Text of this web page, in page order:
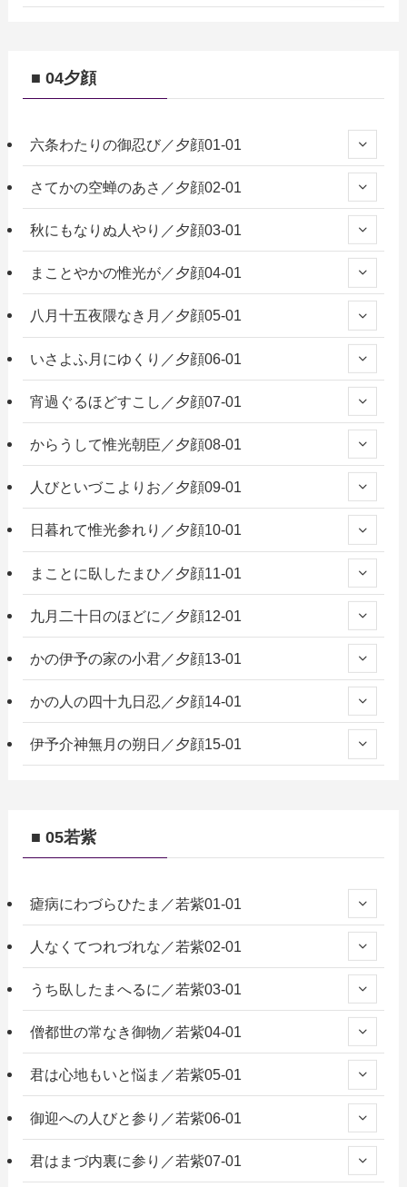
■ 04夕顔
六条わたりの御忍び／夕顔01-01
さてかの空蝉のあさ／夕顔02-01
秋にもなりぬ人やり／夕顔03-01
まことやかの惟光が／夕顔04-01
八月十五夜隈なき月／夕顔05-01
いさよふ月にゆくり／夕顔06-01
宵過ぐるほどすこし／夕顔07-01
からうして惟光朝臣／夕顔08-01
人びといづこよりお／夕顔09-01
日暮れて惟光参れり／夕顔10-01
まことに臥したまひ／夕顔11-01
九月二十日のほどに／夕顔12-01
かの伊予の家の小君／夕顔13-01
かの人の四十九日忍／夕顔14-01
伊予介神無月の朔日／夕顔15-01
■ 05若紫
瘧病にわづらひたま／若紫01-01
人なくてつれづれな／若紫02-01
うち臥したまへるに／若紫03-01
僧都世の常なき御物／若紫04-01
君は心地もいと悩ま／若紫05-01
御迎への人びと参り／若紫06-01
君はまづ内裏に参り／若紫07-01